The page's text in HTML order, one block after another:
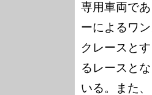
専用車両で
ーによるワ
クレースと
るレースと
いる。また